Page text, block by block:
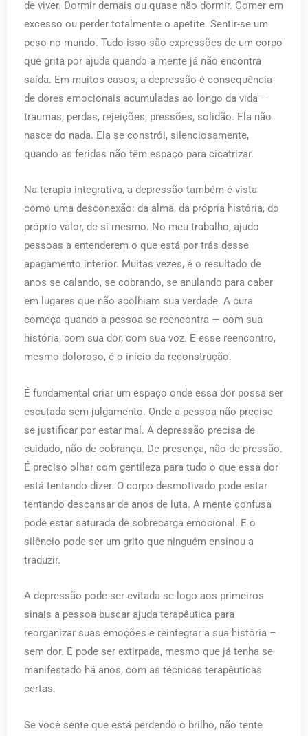
de viver. Dormir demais ou quase não dormir. Comer em
excesso ou perder totalmente o apetite. Sentir-se um
peso no mundo. Tudo isso são expressões de um corpo
que grita por ajuda quando a mente já não encontra
saída. Em muitos casos, a depressão é consequência
de dores emocionais acumuladas ao longo da vida —
traumas, perdas, rejeições, pressões, solidão. Ela não
nasce do nada. Ela se constrói, silenciosamente,
quando as feridas não têm espaço para cicatrizar.
Na terapia integrativa, a depressão também é vista
como uma desconexão: da alma, da própria história, do
próprio valor, de si mesmo. No meu trabalho, ajudo
pessoas a entenderem o que está por trás desse
apagamento interior. Muitas vezes, é o resultado de
anos se calando, se cobrando, se anulando para caber
em lugares que não acolhiam sua verdade. A cura
começa quando a pessoa se reencontra — com sua
história, com sua dor, com sua voz. E esse reencontro,
mesmo doloroso, é o início da reconstrução.
É fundamental criar um espaço onde essa dor possa ser
escutada sem julgamento. Onde a pessoa não precise
se justificar por estar mal. A depressão precisa de
cuidado, não de cobrança. De presença, não de pressão.
É preciso olhar com gentileza para tudo o que essa dor
está tentando dizer. O corpo desmotivado pode estar
tentando descansar de anos de luta. A mente confusa
pode estar saturada de sobrecarga emocional. E o
silêncio pode ser um grito que ninguém ensinou a
traduzir.
A depressão pode ser evitada se logo aos primeiros
sinais a pessoa buscar ajuda terapêutica para
reorganizar suas emoções e reintegrar a sua história –
sem dor. E pode ser extirpada, mesmo que já tenha se
manifestado há anos, com as técnicas terapêuticas
certas.
Se você sente que está perdendo o brilho, não tente